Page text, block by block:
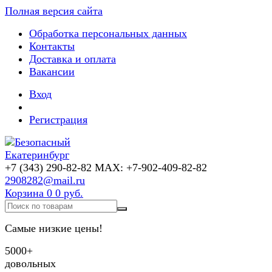
Полная версия сайта
Обработка персональных данных
Контакты
Доставка и оплата
Вакансии
Вход
Регистрация
+7 (343) 290-82-82 MAX: +7-902-409-82-82
2908282@mail.ru
Корзина 0 0 руб.
Самые низкие цены!
5000+
довольных